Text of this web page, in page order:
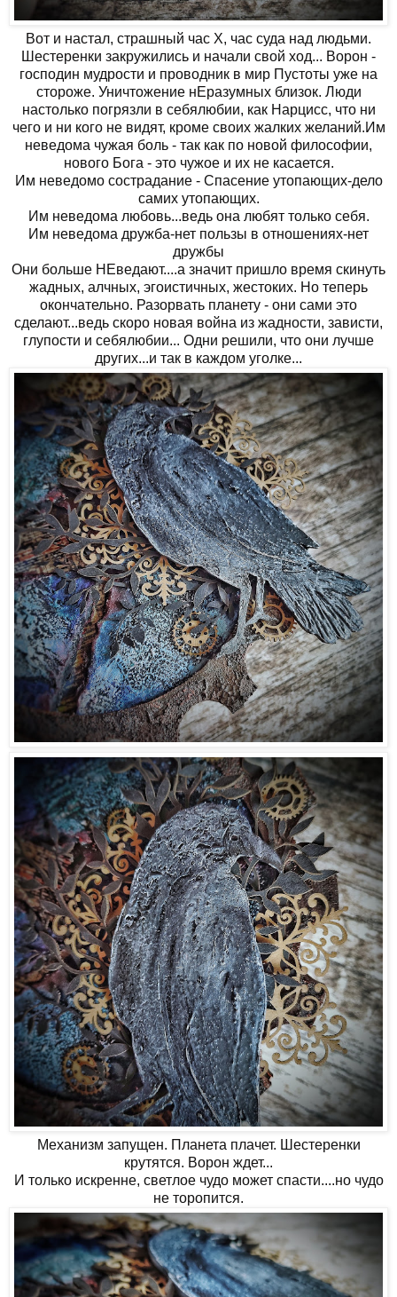
Вот и настал, страшный час Х, час суда над людьми.
Шестеренки закружились и начали свой ход... Ворон -
господин мудрости и проводник в мир Пустоты уже на
стороже. Уничтожение нЕразумных близок. Люди
настолько погрязли в себялюбии, как Нарцисс, что ни
чего и ни кого не видят, кроме своих жалких желаний.Им
неведома чужая боль - так как по новой философии,
нового Бога - это чужое и их не касается.
Им неведомо сострадание - Спасение утопающих-дело
самих утопающих.
Им неведома любовь...ведь она любят только себя.
Им неведома дружба-нет пользы в отношениях-нет
дружбы
Они больше НЕведают....а значит пришло время скинуть
жадных, алчных, эгоистичных, жестоких. Но теперь
окончательно. Разорвать планету - они сами это
сделают...ведь скоро новая война из жадности, зависти,
глупости и себялюбии... Одни решили, что они лучше
других...и так в каждом уголке...
Механизм запущен. Планета плачет. Шестеренки
крутятся. Ворон ждет...
И только искренне, светлое чудо может спасти....но чудо
не торопится.